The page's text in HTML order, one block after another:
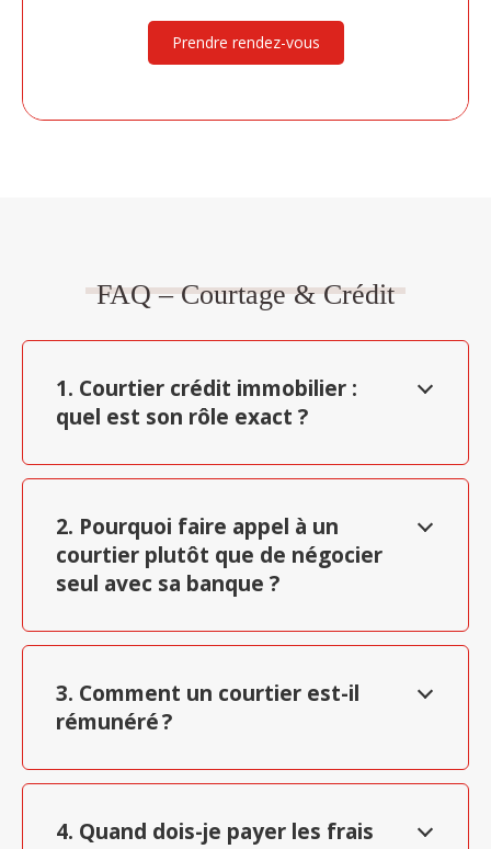
Prendre rendez-vous
FAQ – Courtage & Crédit
1. Courtier crédit immobilier :
quel est son rôle exact ?
2. Pourquoi faire appel à un
courtier plutôt que de négocier
seul avec sa banque ?
3. Comment un courtier est-il
rémunéré ?
4. Quand dois-je payer les frais